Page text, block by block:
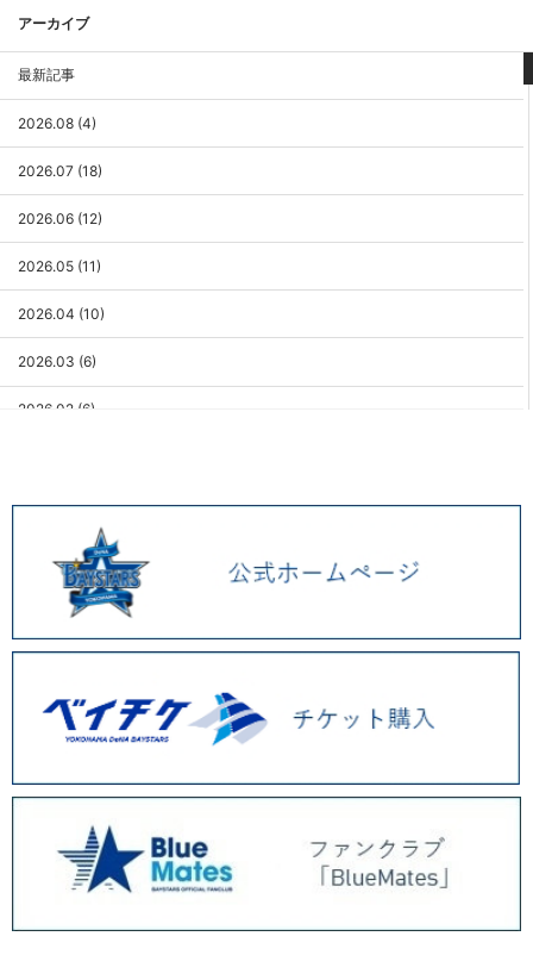
アーカイブ
最新記事
2026.08 (4)
2026.07 (18)
2026.06 (12)
2026.05 (11)
2026.04 (10)
2026.03 (6)
2026.02 (6)
2025.12 (3)
2025.11 (6)
2025.10 (5)
2025.09 (5)
2025.08 (6)
2025.07 (6)
2025.05 (9)
2025.04 (9)
2025.03 (9)